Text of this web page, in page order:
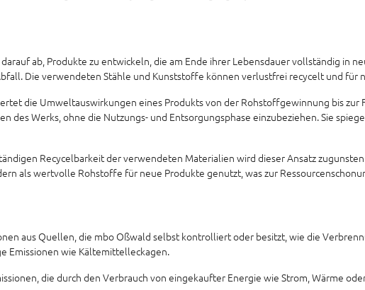
ab, Produkte zu entwickeln, die am Ende ihrer Lebensdauer vollständig in
Die verwendeten Stähle und Kunststoffe können verlustfrei recycelt und für
die Umweltauswirkungen eines Produkts von der Rohstoffgewinnung bis
des Werks, ohne die Nutzungs- und Entsorgungsphase einzubeziehen. Sie
Recycelbarkeit der verwendeten Materialien wird dieser Ansatz
als wertvolle Rohstoffe für neue Produkte genutzt, was zur
aus Quellen, die mbo Oßwald selbst kontrolliert oder besitzt, wie die
Emissionen wie Kältemittelleckagen.
die durch den Verbrauch von eingekaufter Energie wie Strom, Wärme